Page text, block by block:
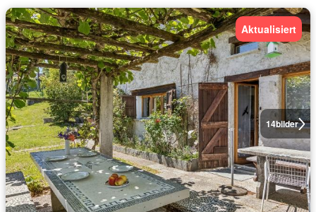
14bilder
Aktualisiert